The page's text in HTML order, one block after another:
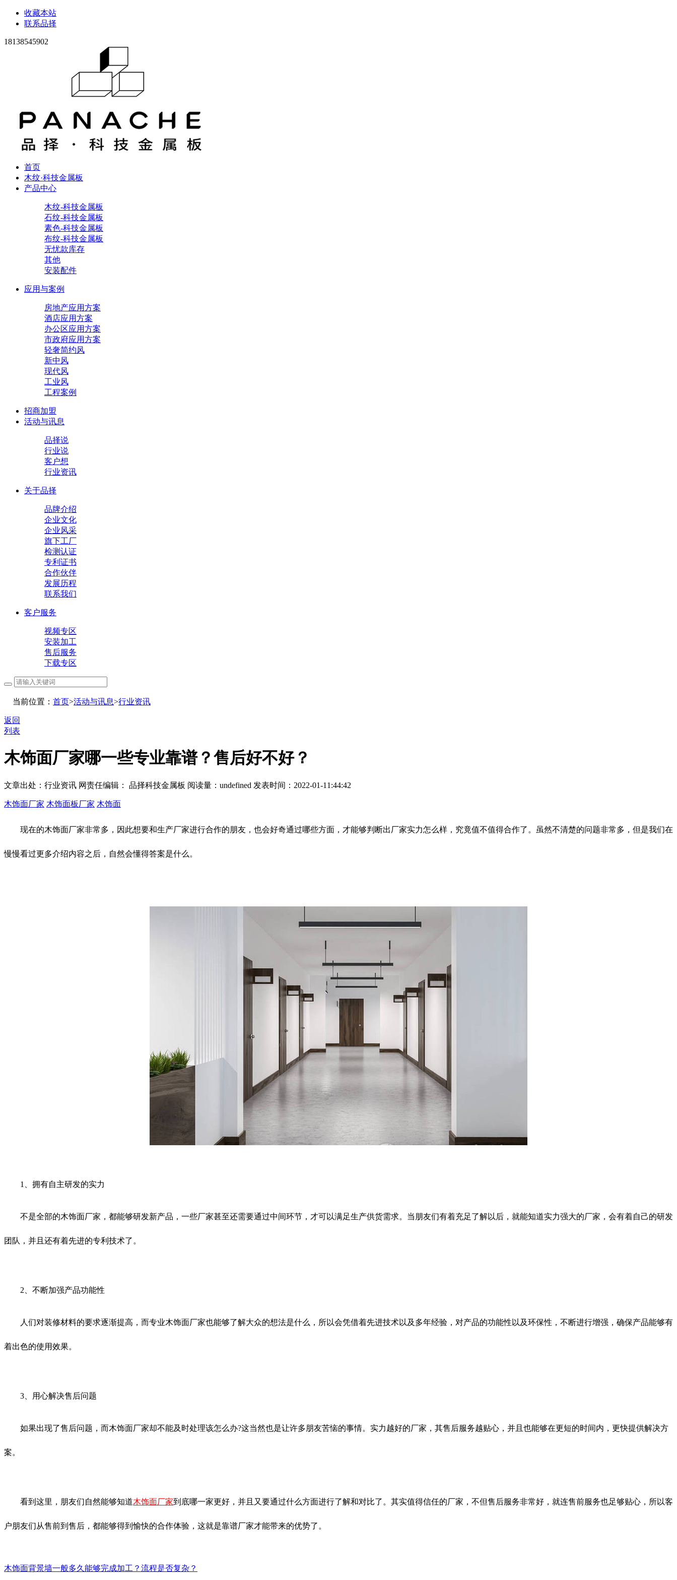
收藏本站
联系品择
18138545902
首页
木纹·科技金属板
产品中心
木纹-科技金属板
石纹-科技金属板
素色-科技金属板
布纹-科技金属板
无忧款库存
其他
安装配件
应用与案例
房地产应用方案
酒店应用方案
办公区应用方案
市政府应用方案
轻奢简约风
新中风
现代风
工业风
工程案例
招商加盟
活动与讯息
品择说
行业说
客户想
行业资讯
关于品择
品牌介绍
企业文化
企业风采
旗下工厂
检测认证
专利证书
合作伙伴
发展历程
联系我们
客户服务
视频专区
安装加工
售后服务
下载专区
当前位置： 首页>活动与讯息>行业资讯
返回
列表
木饰面厂家哪一些专业靠谱？售后好不好？
文章出处：行业资讯 网责任编辑： 品择科技金属板 阅读量： undefined 发表时间：2022-01-11:44:42
木饰面厂家 木饰面板厂家 木饰面
现在的木饰面厂家非常多，因此想要和生产厂家进行合作的朋友，也会好奇通过哪些方面，才能够判断出厂家实力怎么样，究竟值不值得合作了。虽然不清楚的问题非常多，但是我们在
慢慢看过更多介绍内容之后，自然会懂得答案是什么。
1、拥有自主研发的实力
不是全部的木饰面厂家，都能够研发新产品，一些厂家甚至还需要通过中间环节，才可以满足生产供货需求。当朋友们有着充足了解以后，就能知道实力强大的厂家，会有着自己的研发
团队，并且还有着先进的专利技术了。
2、不断加强产品功能性
人们对装修材料的要求逐渐提高，而专业木饰面厂家也能够了解大众的想法是什么，所以会凭借着先进技术以及多年经验，对产品的功能性以及环保性，不断进行增强，确保产品能够有
着出色的使用效果。
3、用心解决售后问题
如果出现了售后问题，而木饰面厂家却不能及时处理该怎么办?这当然也是让许多朋友苦恼的事情。实力越好的厂家，其售后服务越贴心，并且也能够在更短的时间内，更快提供解决方
案。
看到这里，朋友们自然能够知道木饰面厂家到底哪一家更好，并且又要通过什么方面进行了解和对比了。其实值得信任的厂家，不但售后服务非常好，就连售前服务也足够贴心，所以客
户朋友们从售前到售后，都能够得到愉快的合作体验，这就是靠谱厂家才能带来的优势了。
木饰面背景墙一般多久能够完成加工？流程是否复杂？